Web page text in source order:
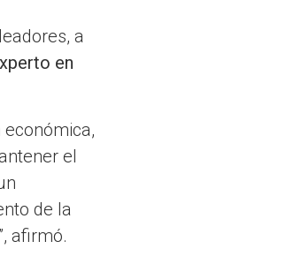
a
en
el
de la
afirmó.